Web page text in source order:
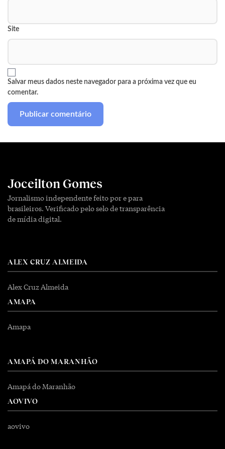
Site
Salvar meus dados neste navegador para a próxima vez que eu
comentar.
Joceilton Gomes
Jornalismo independente feito por e para
brasileiros. Verificado pelo selo de transparência
de mídia digital.
ALEX CRUZ ALMEIDA
Alex Cruz Almeida
AMAPA
Amapa
AMAPÁ DO MARANHÃO
Amapá do Maranhão
AOVIVO
aovivo